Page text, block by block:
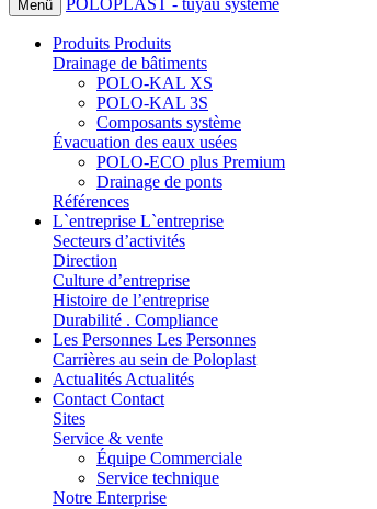
Menü POLOPLAST - tuyau systeme
Produits Produits
Drainage de bâtiments
POLO-KAL XS
POLO-KAL 3S
Composants système
Évacuation des eaux usées
POLO-ECO plus Premium
Drainage de ponts
Références
L`entreprise L`entreprise
Secteurs d’activités
Direction
Culture d’entreprise
Histoire de l’entreprise
Durabilité . Compliance
Les Personnes Les Personnes
Carrières au sein de Poloplast
Actualités Actualités
Contact Contact
Sites
Service & vente
Équipe Commerciale
Service technique
Notre Enterprise